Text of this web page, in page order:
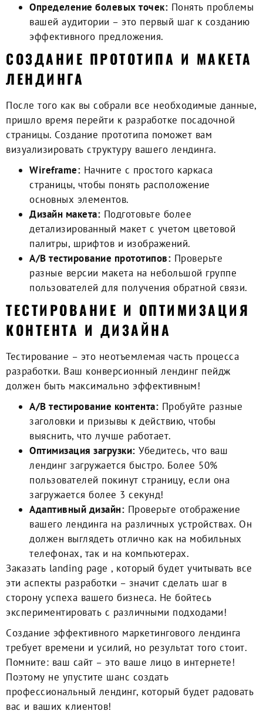
Определение болевых точек: Понять проблемы
вашей аудитории – это первый шаг к созданию
эффективного предложения.
СОЗДАНИЕ ПРОТОТИПА И МАКЕТА
ЛЕНДИНГА
После того как вы собрали все необходимые данные,
пришло время перейти к разработке посадочной
страницы. Создание прототипа поможет вам
визуализировать структуру вашего лендинга.
Wireframe: Начните с простого каркаса
страницы, чтобы понять расположение
основных элементов.
Дизайн макета: Подготовьте более
детализированный макет с учетом цветовой
палитры, шрифтов и изображений.
A/B тестирование прототипов: Проверьте
разные версии макета на небольшой группе
пользователей для получения обратной связи.
ТЕСТИРОВАНИЕ И ОПТИМИЗАЦИЯ
КОНТЕНТА И ДИЗАЙНА
Тестирование – это неотъемлемая часть процесса
разработки. Ваш конверсионный лендинг пейдж
должен быть максимально эффективным!
A/B тестирование контента: Пробуйте разные
заголовки и призывы к действию, чтобы
выяснить, что лучше работает.
Оптимизация загрузки: Убедитесь, что ваш
лендинг загружается быстро. Более 50%
пользователей покинут страницу, если она
загружается более 3 секунд!
Aдаптивный дизайн: Проверьте отображение
вашего лендинга на различных устройствах. Он
должен выглядеть отлично как на мобильных
телефонах, так и на компьютерах.
Заказать landing page , который будет учитывать все
эти аспекты разработки – значит сделать шаг в
сторону успеха вашего бизнеса. Не бойтесь
экспериментировать с различными подходами!
Cоздание эффективного маркетингового лендинга
требует времени и усилий, но результат того стоит.
Помните: ваш сайт – это ваше лицо в интернете!
Поэтому не упустите шанс создать
профессиональный лендинг, который будет радовать
вас и ваших клиентов!